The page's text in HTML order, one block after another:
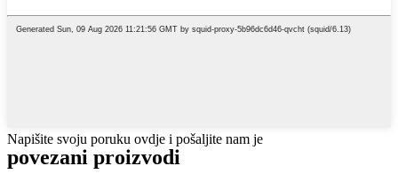
Napišite svoju poruku ovdje i pošaljite nam je
povezani proizvodi